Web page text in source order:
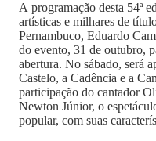
A programação desta 54ª
artísticas e milhares de
Pernambuco, Eduardo
do evento, 31 de outubro,
abertura. No sábado, será
Castelo, a Cadência e a
participação do cantador
Newton Júnior, o
popular, com suas